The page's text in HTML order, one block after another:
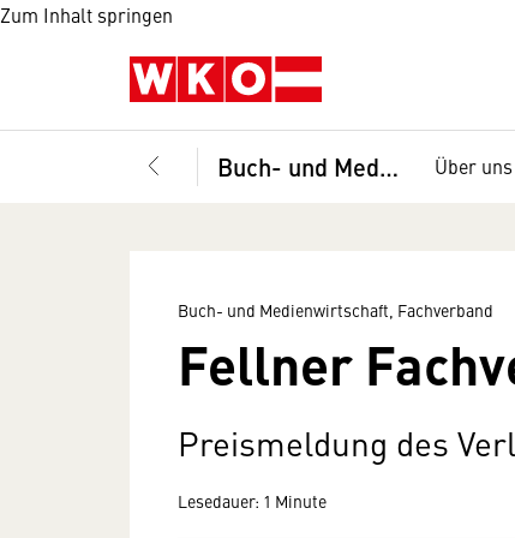
Zum Inhalt springen
Buch- und Medienwirtschaft, Fachverband Über uns
Buch- und Medienwirtschaft, Fachverband
Fellner
Preismeldung des
Lesedauer: 1 Minute